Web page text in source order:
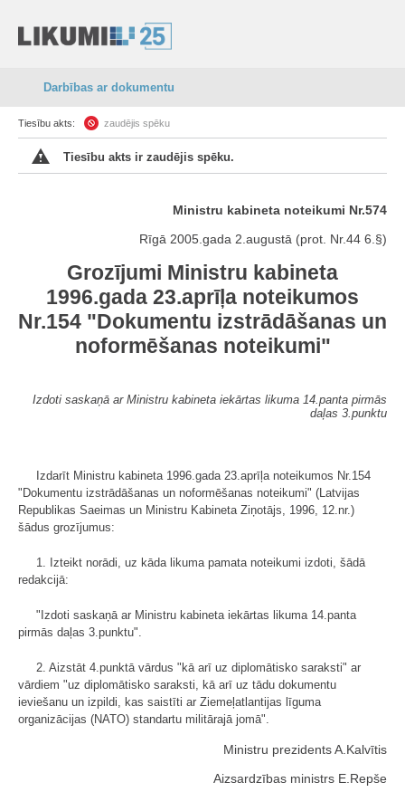
Darbības ar dokumentu
Tiesību akts: zaudējis spēku
Tiesību akts ir zaudējis spēku.
Ministru kabineta noteikumi Nr.574
Rīgā 2005.gada 2.augustā (prot. Nr.44 6.§)
Grozījumi Ministru kabineta
1996.gada 23.aprīļa noteikumos
Nr.154 "Dokumentu izstrādāšanas un
noformēšanas noteikumi"
Izdoti saskaņā ar Ministru kabineta iekārtas likuma 14.panta pirmās
daļas 3.punktu
Izdarīt Ministru kabineta 1996.gada 23.aprīļa noteikumos Nr.154
"Dokumentu izstrādāšanas un noformēšanas noteikumi" (Latvijas
Republikas Saeimas un Ministru Kabineta Ziņotājs, 1996, 12.nr.)
šādus grozījumus:
1. Izteikt norādi, uz kāda likuma pamata noteikumi izdoti, šādā
redakcijā:
"Izdoti saskaņā ar Ministru kabineta iekārtas likuma 14.panta
pirmās daļas 3.punktu".
2. Aizstāt 4.punktā vārdus "kā arī uz diplomātisko saraksti" ar
vārdiem "uz diplomātisko saraksti, kā arī uz tādu dokumentu
ieviešanu un izpildi, kas saistīti ar Ziemeļatlantijas līguma
organizācijas (NATO) standartu militārajā jomā".
Ministru prezidents A.Kalvītis
Aizsardzības ministrs E.Repše